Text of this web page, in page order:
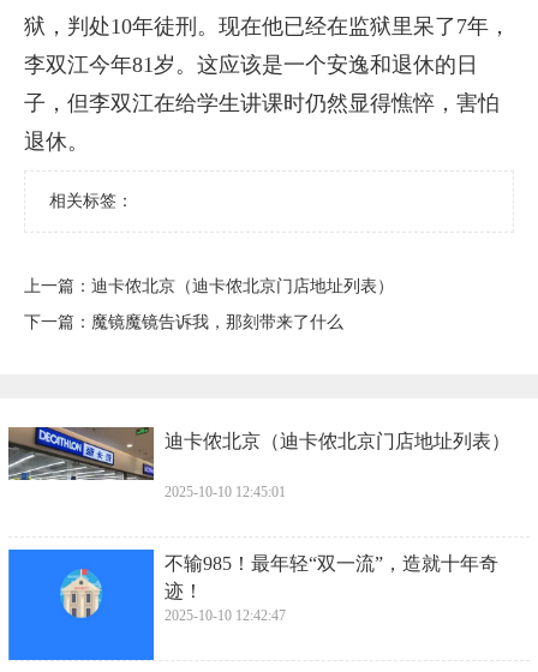
狱，判处10年徒刑。现在他已经在监狱里呆了7年，
李双江今年81岁。这应该是一个安逸和退休的日
子，但李双江在给学生讲课时仍然显得憔悴，害怕
退休。
相关标签：
上一篇： ​迪卡侬北京（迪卡侬北京门店地址列表）
下一篇： ​魔镜魔镜告诉我，那刻带来了什么
​迪卡侬北京（迪卡侬北京门店地址列表）
2025-10-10 12:45:01
​不输985！最年轻“双一流”，造就十年奇
迹！
2025-10-10 12:42:47